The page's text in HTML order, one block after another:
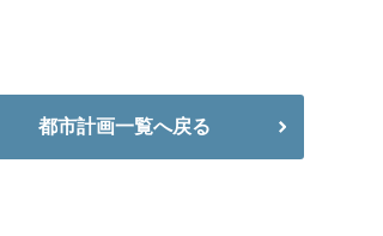
都市計画一覧へ戻る